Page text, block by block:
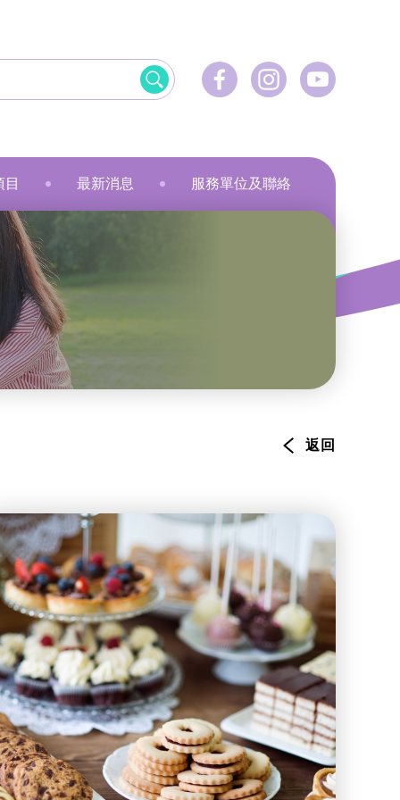
飲食
健康護理
家居服務
教育康體
資訊科技應用
物業管理及保安
美髮
服裝製品及紡織
家居服務
環境服務
社會服務
刺繡
乾花香薰蠟燭
小指頭大製作
目
躍‧拍住上」計劃
劃
業計劃
最新消息
最新資訊
傳媒報導
服務單位及聯絡
返回